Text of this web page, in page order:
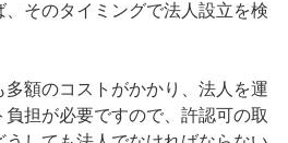
そのタイミングで法人設立を検
額のコストがかかり、法人を運
担が必要ですので、許認可の取